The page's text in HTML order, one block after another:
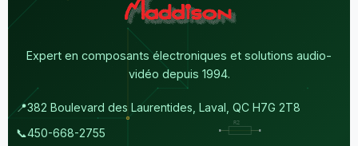
Expert en composants électroniques et solutions audio-
vidéo depuis 1994.
📍382 Boulevard des Laurentides, Laval, QC H7G 2T8
📞450-668-2755